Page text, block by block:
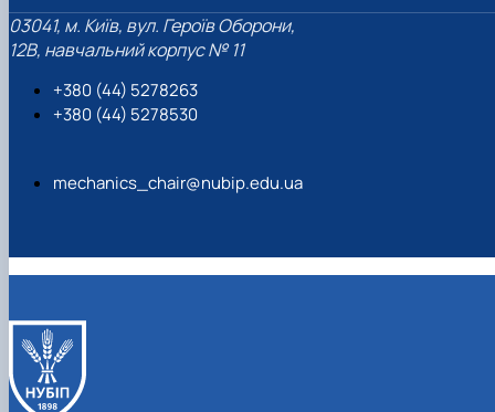
03041, м. Київ, вул. Героїв Оборони,
12B, навчальний корпус № 11
+380 (44) 5278263
+380 (44) 5278530
mechanics_chair@nubip.edu.ua